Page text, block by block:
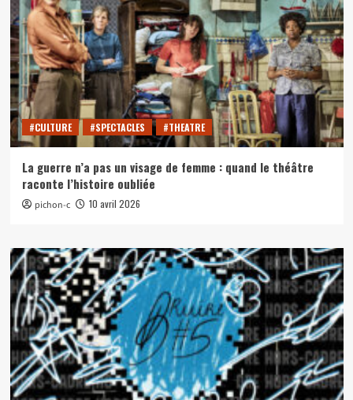
#CULTURE #SPECTACLES #THEATRE
La guerre n’a pas un visage de femme : quand le théâtre
raconte l’histoire oubliée
pichon-c 10 avril 2026